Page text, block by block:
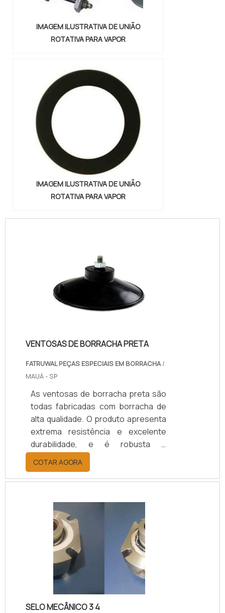
IMAGEM ILUSTRATIVA DE UNIÃO
ROTATIVA PARA VAPOR
IMAGEM ILUSTRATIVA DE UNIÃO
ROTATIVA PARA VAPOR
VENTOSAS DE BORRACHA PRETA
FATRUWAL PEÇAS ESPECIAIS EM BORRACHA /
MAUÁ - SP
As ventosas de borracha preta são
todas fabricadas com borracha de
alta qualidade. O produto apresenta
extrema resistência e excelente
durabilidade, e é robusta o
suficiente para garantir o
desenvolvimento seguro dos
processos industriais.Com a alta
diversas, com características que
mais se adequam ao consumidor e
proporcionem vantagens de uso e
segurança na aplicação.É muito
importante que o cliente, antes de
realizar a compra .
COTAR AGORA
SELO MECÂNICO 3 4